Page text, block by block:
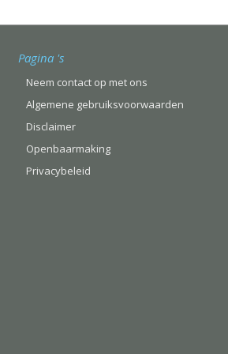
Pagina 's
Neem contact op met ons
Algemene gebruiksvoorwaarden
Disclaimer
Openbaarmaking
Privacybeleid